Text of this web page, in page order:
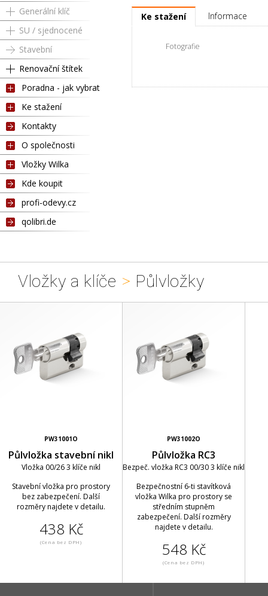
Generální klíč
SU / sjednocené
Stavební
Renovační štítek
Poradna - jak vybrat
Ke stažení
Kontakty
O společnosti
Vložky Wilka
Kde koupit
profi-odevy.cz
qolibri.de
Ke stažení Informace
Fotografie
Vložky a klíče > Půlvložky
PW31001O
Půlvložka stavební nikl
Vložka 00/26 3 klíče nikl
Stavební vložka pro prostory
bez zabezpečení. Další
rozměry najdete v detailu.
438 Kč
(Cena bez DPH)
PW31002O
Půlvložka RC3
Bezpeč. vložka RC3 00/30 3 klíče nikl
Bezpečnostní 6-ti stavítková
vložka Wilka pro prostory se
středním stupněm
zabezpečení. Další rozměry
najdete v detailu.
548 Kč
(Cena bez DPH)